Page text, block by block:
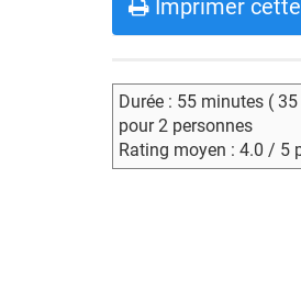
Imprimer
Durée : 55 minutes (
pour 2 personnes
Rating moyen : 4.0 / 5